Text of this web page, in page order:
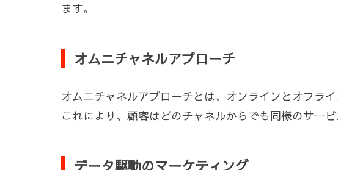
ます。
オムニチャネルアプローチ
オムニチャネルアプローチとは、オンラインとオフラ
これにより、顧客はどのチャネルからでも同様のサー
データ駆動のマーケティング